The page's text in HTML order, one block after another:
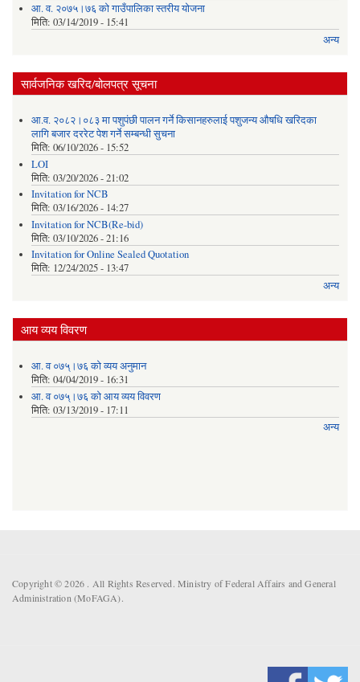
आ. व. २०७५।७६ को गाउँपालिका स्तरीय योजना
मिति: 03/14/2019 - 15:41
अन्य
सार्वजनिक खरिद/बोलपत्र सूचना
आ.व. २०८२।०८३ मा पशुपंछी पालन गर्ने किसानहरुलाई पशुजन्य औषधि खरिदका
लागि बजार दररेट पेश गर्ने सम्बन्धी सुचना
मिति: 06/10/2026 - 15:52
LOI
मिति: 03/20/2026 - 21:02
Invitation for NCB
मिति: 03/16/2026 - 14:27
Invitation for NCB(Re-bid)
मिति: 03/10/2026 - 21:16
Invitation for Online Sealed Quotation
मिति: 12/24/2025 - 13:47
अन्य
आय व्यय विवरण
आ. व ०७५्।७६ को व्यय अनुमान
मिति: 04/04/2019 - 16:31
आ. व ०७५्।७६ को आय व्यय विवरण
मिति: 03/13/2019 - 17:11
अन्य
Copyright © 2026 . All Rights Reserved. Ministry of Federal Affairs and General
Administration (MoFAGA).